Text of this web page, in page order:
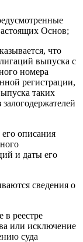
Основ;
что
выпуска с
номера
регистрации,
таких
описания
и даты его
сведения о
в реестре
или исключение
суда